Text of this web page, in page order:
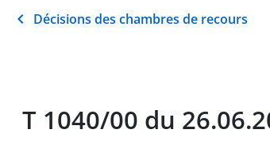
Décisions des chambres de recours
T 1040/00 du